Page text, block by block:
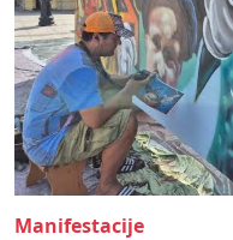
Manifestacije